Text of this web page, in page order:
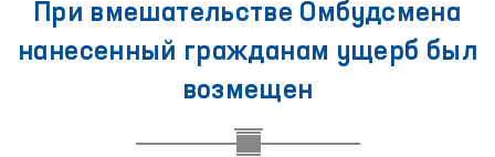
При вмешательстве Омбудсмена
нанесенный гражданам ущерб был
возмещен